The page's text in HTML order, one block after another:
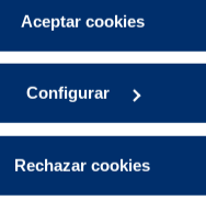
información en
Aceptar cookies
Configurar
Rechazar cookies
Políticas de
Política de
Clientes
Mapa Web